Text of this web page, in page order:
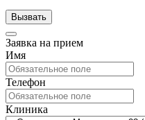
Заявка на прием
Имя
Телефон
Клиника